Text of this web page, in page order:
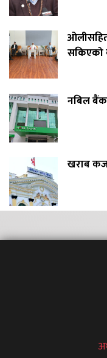
सकिएको
नबिल
खराब